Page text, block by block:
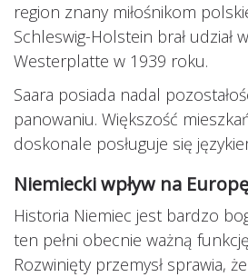
region znany miłośnikom
Schleswig-Holstein brał udział
Westerplatte w 1939 roku.
Saara posiada nadal
panowaniu. Większość
doskonale posługuje się
Niemiecki wpływ na Europę
Historia Niemiec jest bardzo
ten pełni obecnie ważną
Rozwinięty przemysł sprawia,